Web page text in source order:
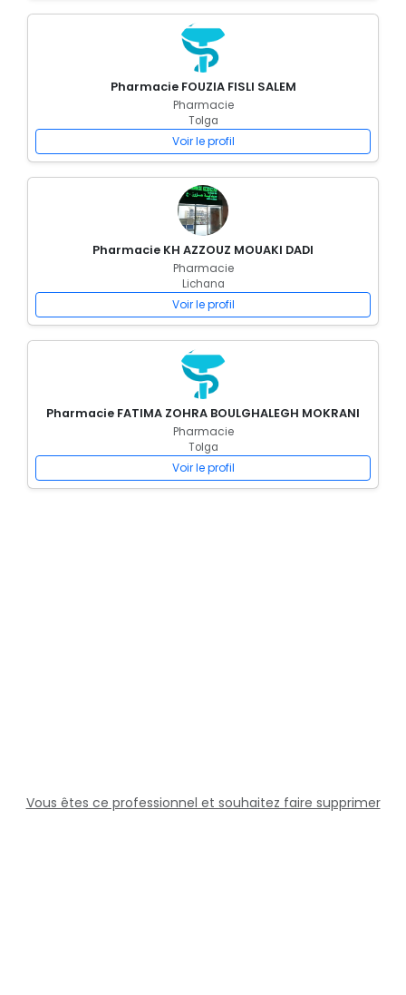
Pharmacie FOUZIA FISLI SALEM
Pharmacie
Tolga
Voir le profil
Pharmacie KH AZZOUZ MOUAKI DADI
Pharmacie
Lichana
Voir le profil
Pharmacie FATIMA ZOHRA BOULGHALEGH MOKRANI
Pharmacie
Tolga
Voir le profil
Vous êtes ce professionnel et souhaitez faire supprimer